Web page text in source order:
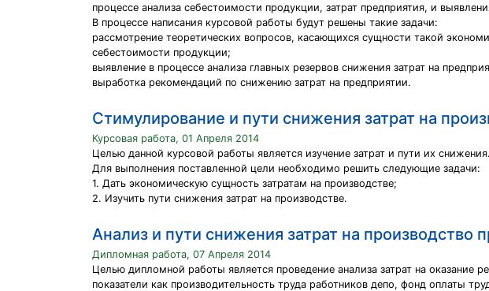
процессе анализа себестоимости продукции, затрат предприятия, и
В процессе написания курсовой работы будут решены такие задачи:
рассмотрение теоретических вопросов, касающихся сущности такой
себестоимости продукции;
выявление в процессе анализа главных резервов снижения затрат на
выработка рекомендаций по снижению затрат на предприятии.
Стимулирование и пути снижения затрат на
Курсовая работа, 01 Апреля 2014
Целью данной курсовой работы является изучение затрат и пути их снижения.
Для выполнения поставленной цели необходимо решить следующие задачи:
1. Дать экономическую сущность затратам на производстве;
2. Изучить пути снижения затрат на производстве.
Анализ и пути снижения затрат на производство
Дипломная работа, 07 Апреля 2014
Целью дипломной работы является проведение анализа затрат на
показатели как производительность труда работников депо, фонд оплаты